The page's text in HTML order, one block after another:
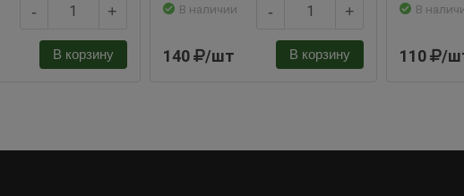
- +
В корзину
В наличии - +
140 /шт В корзину
В
110 /